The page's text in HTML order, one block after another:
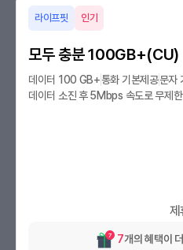
라이프핏 인기
모두 충분 100GB+(CU)
데이터 100 GB+통화 기본제공문자
데이터 소진 후5Mbps 속도로 무제한
제
7 7개의 혜택이